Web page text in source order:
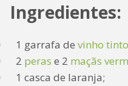
Ingredientes:
1 garrafa de vinho
2 peras e 2 maçãs
1 casca de laranja;